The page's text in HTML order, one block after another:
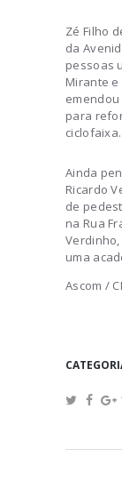
Zé Filho
da
pessoas
Mirante e
para
ciclofaixa.
Ainda
Ricardo
de
na Rua
uma
Ascom /